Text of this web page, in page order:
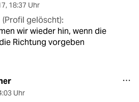
, 18:37 Uhr
(Profil gelöscht):
wir wieder hin, wenn die
Richtung vorgeben
Uhr